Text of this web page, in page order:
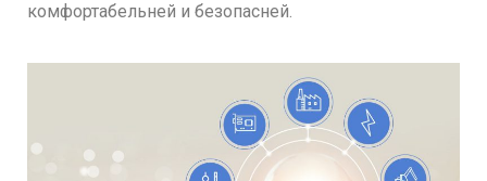
комфортабельней и безопасней.